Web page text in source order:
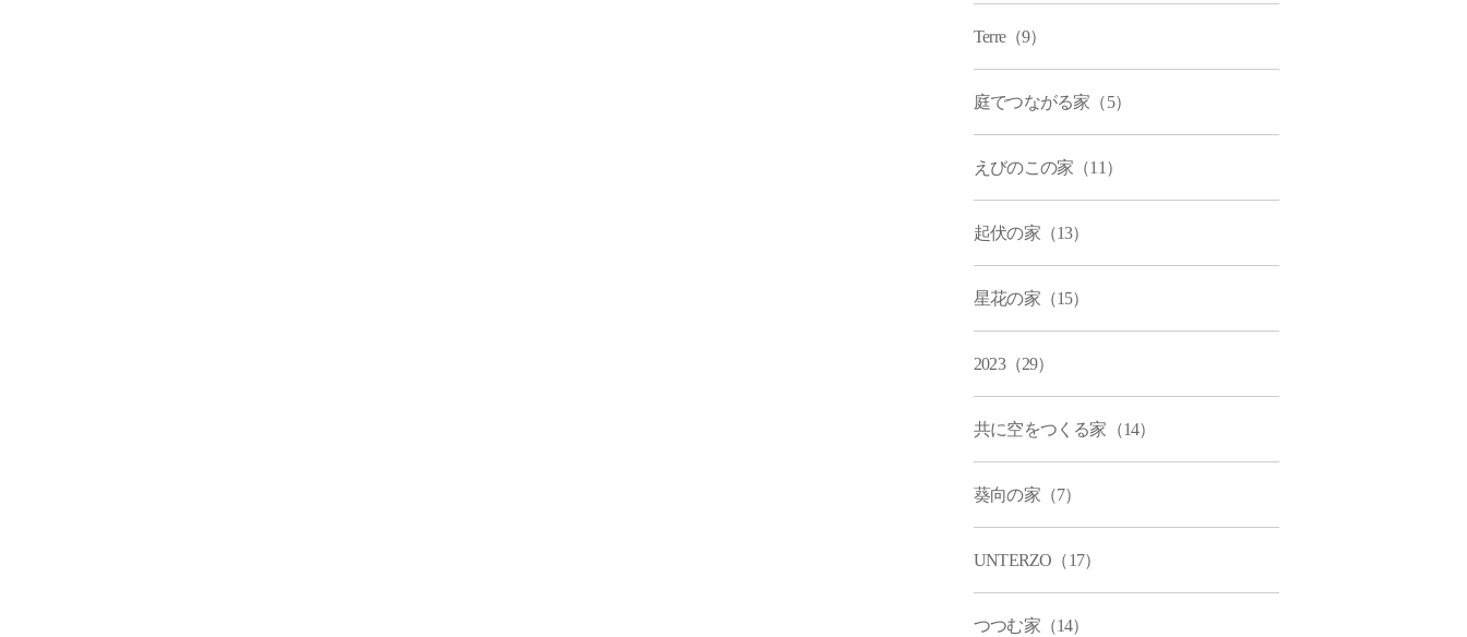
Terre（9）
庭でつながる家（5）
えびのこの家（11）
起伏の家（13）
星花の家（15）
2023（29）
共に空をつくる家（14）
葵向の家（7）
UNTERZO（17）
つつむ家（14）